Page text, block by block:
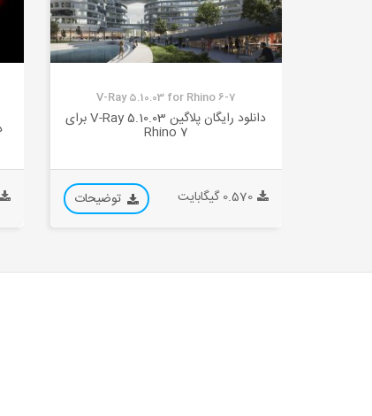
V-Ray 5.10.03 for Rhino 6-7
دانلود رایگان پلاگین V-Ray 5.10.03 برای
7 Rhino
0.570 گیگابایت توضیحات